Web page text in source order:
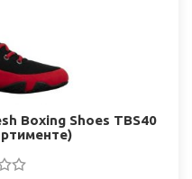
Boxing Shoes TBS40